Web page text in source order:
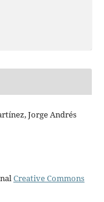
Jorge Andrés
Creative Commons